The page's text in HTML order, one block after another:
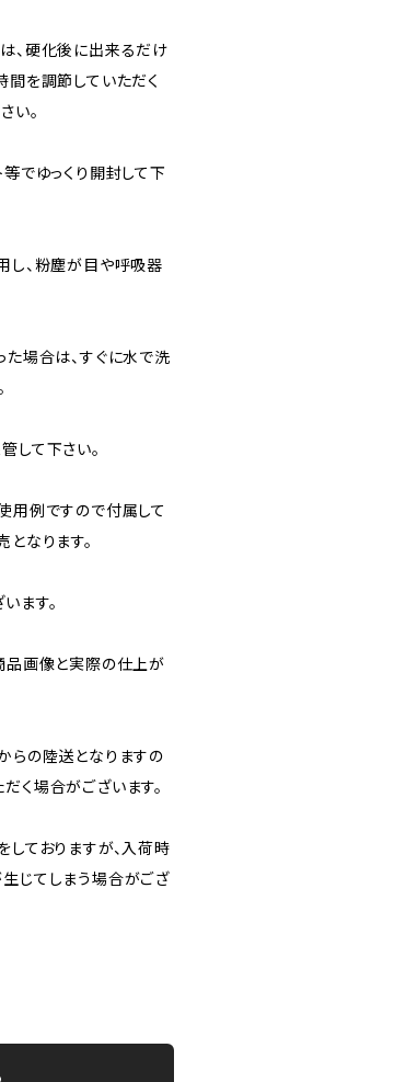
、硬化後に出来るだけ
間を調節していただく
い。
でゆっくり開封して下
し、粉塵が目や呼吸器
た場合は、すぐに水で洗
して下さい。
用例ですので付属して
なります。
ます。
品画像と実際の仕上が
らの陸送となりますの
く場合がございます。
しておりますが、入荷時
じてしまう場合がござ